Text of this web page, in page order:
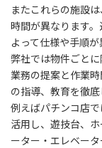
またこれらの施設
時間が異なります
よって仕様や手順
弊社では物件ごと
業務の提案と作業
の指導、教育を徹底
例えばパチンコ店
活用し、遊技台、
ーター・エレベー